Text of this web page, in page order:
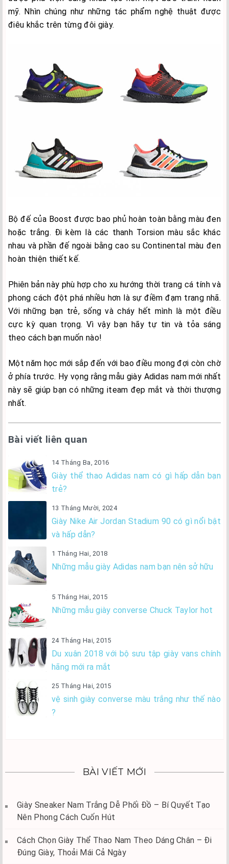
mỹ. Nhìn chúng như những tác phẩm nghệ thuật được
điêu khắc trên từng đôi giày.
Bộ đế của Boost được bao phủ hoàn toàn bằng màu đen
hoặc trắng. Đi kèm là các thanh Torsion màu sắc khác
nhau và phần đế ngoài bằng cao su Continental màu đen
hoàn thiện thiết kế.
Phiên bản này phù hợp cho xu hướng thời trang cá tính và
phong cách đột phá nhiều hơn là sự điềm đạm trang nhã.
Với những bạn trẻ, sống và cháy hết mình là một điều
cực kỳ quan trọng. Vì vậy bạn hãy tự tin và tỏa sáng
theo cách bạn muốn nào!
Một năm học mới sắp đến với bao điều mong đợi còn chờ
ở phía trước. Hy vọng rằng mẫu giày Adidas nam mới nhất
này sẽ giúp bạn có những iteam đẹp mắt và thời thượng
nhất.
Bài viết liên quan
14 Tháng Ba, 2016
Giày thể thao Adidas nam có gì hấp dẫn bạn
trẻ?
13 Tháng Mười, 2024
Giày Nike Air Jordan Stadium 90 có gì nổi bật
và hấp dẫn?
1 Tháng Hai, 2018
Những mẫu giày Adidas nam bạn nên sở hữu
5 Tháng Hai, 2015
Những mẫu giày converse Chuck Taylor hot
24 Tháng Hai, 2015
Du xuân 2018 với bộ sưu tập giày vans chính
hãng mới ra mắt
25 Tháng Hai, 2015
vệ sinh giày converse màu trắng như thế nào
?
BÀI VIẾT MỚI
Giày Sneaker Nam Trắng Dễ Phối Đồ – Bí Quyết Tạo
Nên Phong Cách Cuốn Hút
Cách Chọn Giày Thể Thao Nam Theo Dáng Chân – Đi
Đúng Giày, Thoải Mái Cả Ngày